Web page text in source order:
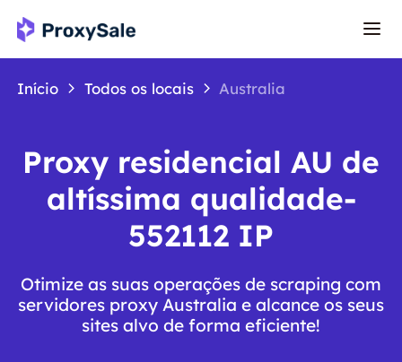
Início Todos os locais Australia
Proxy residencial AU de
altíssima qualidade-
552112 IP
Otimize as suas operações de scraping com
servidores proxy Australia e alcance os seus
sites alvo de forma eficiente!